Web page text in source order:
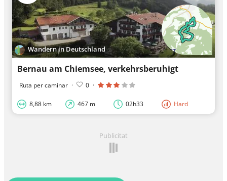
Wandern in Deutschland
Bernau am Chiemsee, verkehrsberuhigt
Ruta per caminar · 0 ·
8,88 km 467 m 02h33 Hard
Publicitat